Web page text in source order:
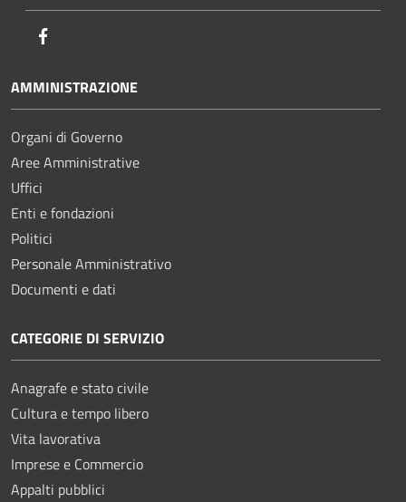
AMMINISTRAZIONE
Organi di Governo
Aree Amministrative
Uffici
Enti e fondazioni
Politici
Personale Amministrativo
Documenti e dati
CATEGORIE DI SERVIZIO
Anagrafe e stato civile
Cultura e tempo libero
Vita lavorativa
Imprese e Commercio
Appalti pubblici